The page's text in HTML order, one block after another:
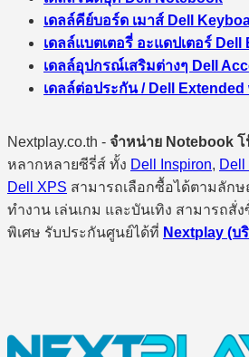
เดลล์คีย์บอร์ด เมาส์ Dell
เดลล์แบตเตอรี่ อะแดปเตอร์
เดลล์อุปกรณ์เสริมต่างๆ Dell
เดลล์ต่อประกัน / Dell Extended
Nextplay.co.th - จำหน่าย Notebook
หลากหลายซีรี่ส์ ทั้ง Dell Inspiron, Dell
Dell XPS สามารถเลือกซื้อได้ตามลัก
ทำงาน เล่นเกม และบันเทิง สามารถสั่
พิเศษ รับประกันศูนย์ได้ที่ Nextplay (บ